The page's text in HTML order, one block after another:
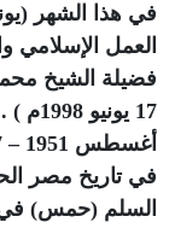
في هذا الشهر
العمل الإسلامي
في تاريخ مصر
السلم (حمس) في